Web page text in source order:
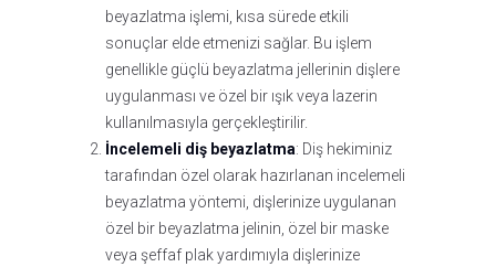
beyazlatma işlemi, kısa sürede etkili
sonuçlar elde etmenizi sağlar. Bu işlem
genellikle güçlü beyazlatma jellerinin dişlere
uygulanması ve özel bir ışık veya lazerin
kullanılmasıyla gerçekleştirilir.
İncelemeli diş beyazlatma: Diş hekiminiz
tarafından özel olarak hazırlanan incelemeli
beyazlatma yöntemi, dişlerinize uygulanan
özel bir beyazlatma jelinin, özel bir maske
veya şeffaf plak yardımıyla dişlerinize